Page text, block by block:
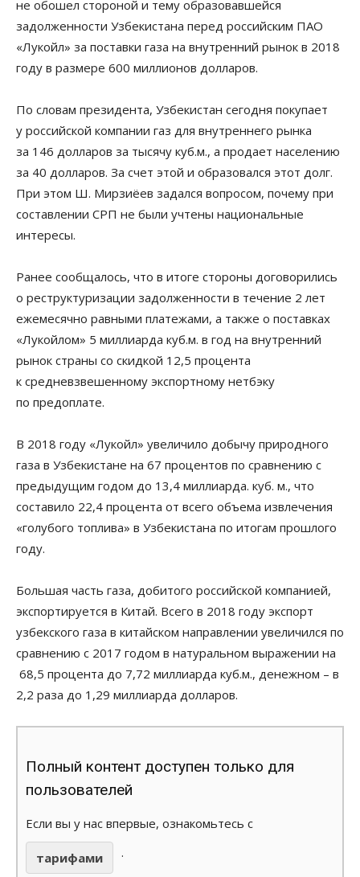
не обошел стороной и тему образовавшейся
задолженности Узбекистана перед российским ПАО
«Лукойл» за поставки газа на внутренний рынок в 2018
году в размере 600 миллионов долларов.
По словам президента, Узбекистан сегодня покупает
у российской компании газ для внутреннего рынка
за 146 долларов за тысячу куб.м., а продает населению
за 40 долларов. За счет этой и образовался этот долг.
При этом Ш. Мирзиёев задался вопросом, почему при
составлении СРП не были учтены национальные
интересы.
Ранее сообщалось, что в итоге стороны договорились
о реструктуризации задолженности в течение 2 лет
ежемесячно равными платежами, а также о поставках
«Лукойлом» 5 миллиарда куб.м. в год на внутренний
рынок страны со скидкой 12,5 процента
к средневзвешенному экспортному нетбэку
по предоплате.
В 2018 году «Лукойл» увеличило добычу природного
газа в Узбекистане на 67 процентов по сравнению с
предыдущим годом до 13,4 миллиарда. куб. м., что
составило 22,4 процента от всего объема извлечения
«голубого топлива» в Узбекистана по итогам прошлого
году.
Большая часть газа, добитого российской компанией,
экспортируется в Китай. Всего в 2018 году экспорт
узбекского газа в китайском направлении увеличился по
сравнению с 2017 годом в натуральном выражении на
68,5 процента до 7,72 миллиарда куб.м., денежном – в
2,2 раза до 1,29 миллиарда долларов.
Полный контент доступен только для
пользователей
Если вы у нас впервые, ознакомьтесь с
тарифами
.